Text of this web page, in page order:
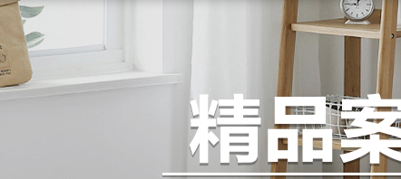
联系我们
在建工地
基装 整装
工具服务
透明报价 三方检测